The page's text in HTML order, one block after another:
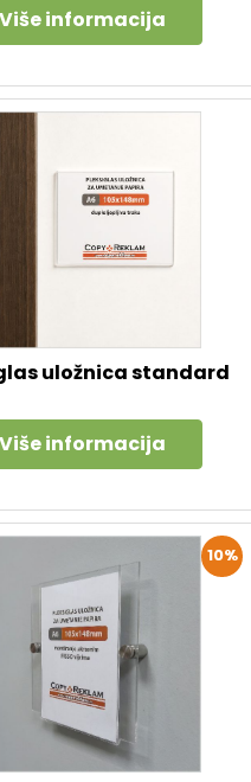
Više informacija
uložnica standard
Više informacija
10%